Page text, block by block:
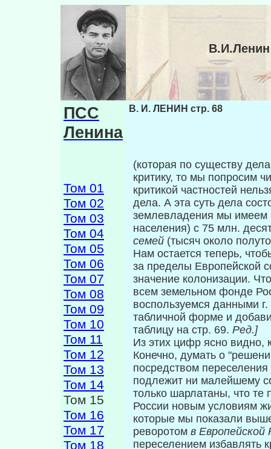
ПСС
Ленина
Том 01
Том 02
Том 03
Том 04
Том 05
Том 06
Том 07
Том 08
Том 09
Том 10
Том 11
Том 12
Том 13
Том 14
Том 15
Том 16
Том 17
Том 18
В. И. ЛЕНИН стр. 68
(которая по существу
критику, то мы попросим
критикой частностей
дела. А эта суть дела
землевладения мы имеем
населения) с 75 млн.
семей (тысяч около
Нам остается теперь,
за преде­лы Европейской
значение колониза­ции.
всем земельном фонде
воспользуемся данными
табличной форме и
таблицу на стр. 69. Ред.]
Из этих цифр ясно видно,
Конечно, ду­мать о
посредством
подлежит ни малейшему
только шарлатаны, что те
России новым условиям
которые мы показали
реворотом в Европейской
переселением из­бавлять